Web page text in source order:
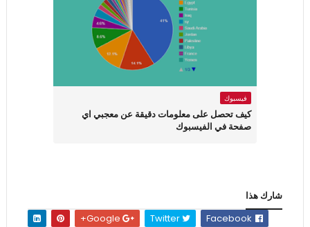
فيسبوك
كيف تحصل على معلومات دقيقة عن معجبي اي
صفحة في الفيسبوك
شارك هذا
Twitter